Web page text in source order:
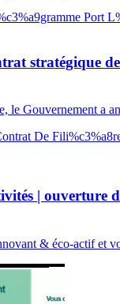
stratégique
le Gouvernement a
| ouverture
& éco-actif et